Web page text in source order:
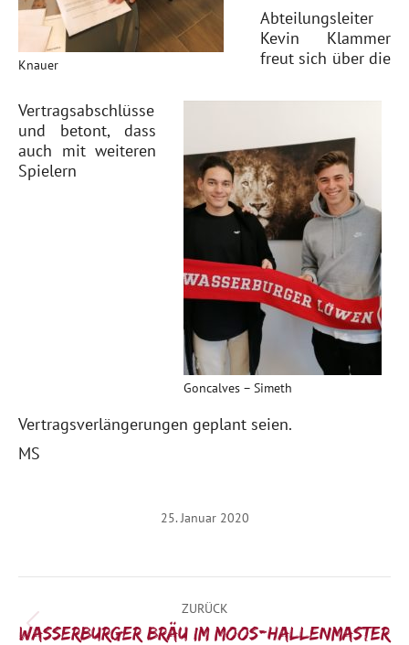
Knauer
Goncalves – Simeth
Abteilungsleiter
Kevin Klammer
freut sich über die
Vertragsabschlüsse
und betont, dass
auch mit weiteren
Spielern
Vertragsverlängerungen geplant seien.
MS
25. Januar 2020
ZURÜCK
Vorheriger
Wasserburger Bräu im Moos-Hallenmaster